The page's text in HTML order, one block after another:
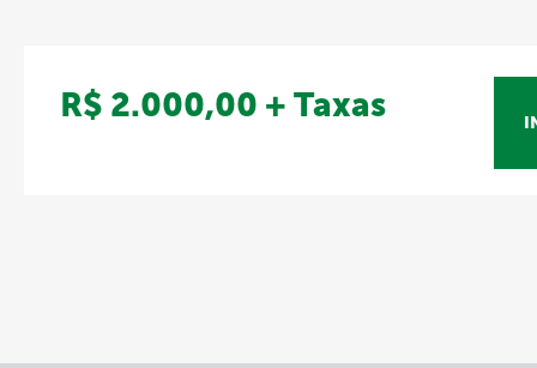
R$ 2.000,00 + Taxas